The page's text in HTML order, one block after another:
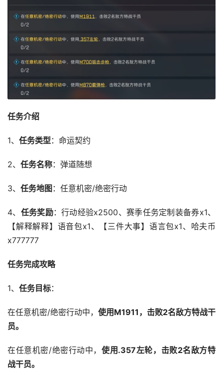
任务介绍
1、 任务类型：命运契约
2、 任务名称：弹道随想
3、 任务地图 ：任意机密/绝密行动
4、 任务奖励：行动经验x2500、赛季任务定制装备券x1、
【解释解释】语音包x1、【三件大事】语言包x1、哈夫币
x777777
任务完成攻略
1、 任务目标：
在任意机密/绝密行动中， 使用M1911，击败2名敌方特战干
员。
在任意机密/绝密行动中， 使用.357左轮，击败2名敌方特
战干员。